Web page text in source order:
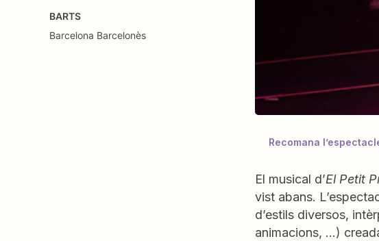
BARTS
Barcelona Barcelonès
Recomana
El musical d’El Petit
vist abans.
d’estils diversos,
animacions, …)